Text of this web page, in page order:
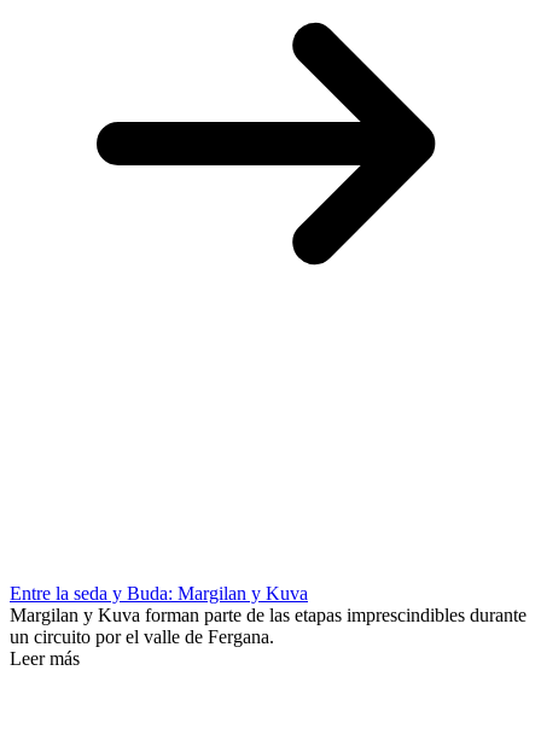
Entre la seda y Buda: Margilan y Kuva
Margilan y Kuva forman parte de las etapas imprescindibles durante
un circuito por el valle de Fergana.
Leer más